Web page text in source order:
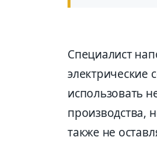
Специалист
электрические
использовать
производства,
также не